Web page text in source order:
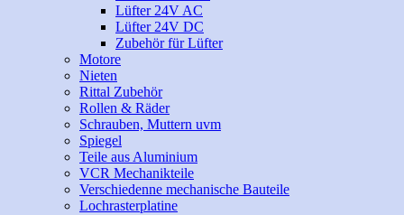
Lüfter 24V AC
Lüfter 24V DC
Zubehör für Lüfter
Motore
Nieten
Rittal Zubehör
Rollen & Räder
Schrauben, Muttern uvm
Spiegel
Teile aus Aluminium
VCR Mechanikteile
Verschiedenne mechanische Bauteile
Lochrasterplatine